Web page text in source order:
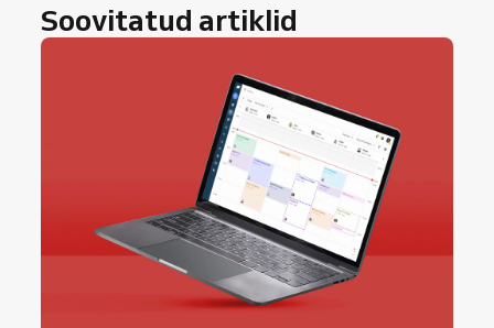
Soovitatud artiklid